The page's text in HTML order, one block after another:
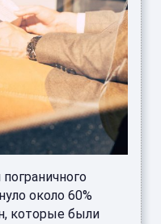
около 60%
которые были